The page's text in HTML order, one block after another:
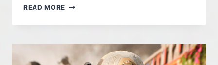
READ MORE AUTOŘI
TRILOGIE
NOVOU
HRU